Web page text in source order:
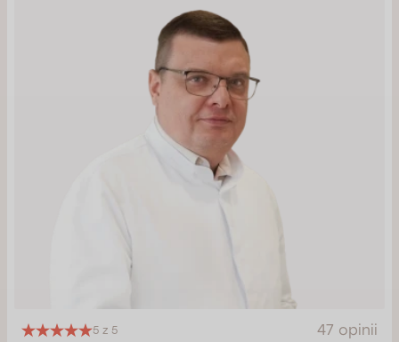
5 z 5
47 opinii